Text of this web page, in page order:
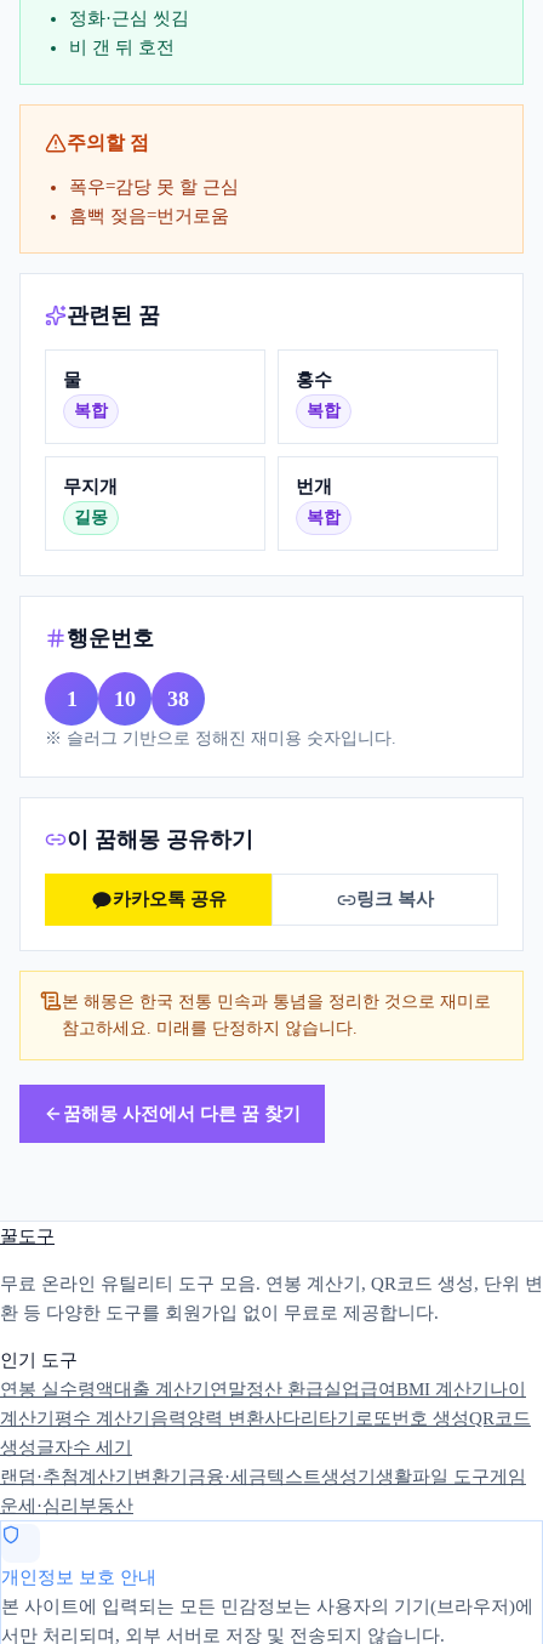
정화·근심 씻김
비 갠 뒤 호전
주의할 점
폭우=감당 못 할 근심
흠뻑 젖음=번거로움
관련된 꿈
물
복합
홍수
복합
무지개
길몽
번개
복합
행운번호
1 10 38
※ 슬러그 기반으로 정해진 재미용 숫자입니다.
이 꿈해몽 공유하기
카카오톡 공유 링크 복사
본 해몽은 한국 전통 민속과 통념을 정리한 것으로 재미로
참고하세요. 미래를 단정하지 않습니다.
꿈해몽 사전에서 다른 꿈 찾기
꿀도구
무료 온라인 유틸리티 도구 모음. 연봉 계산기, QR코드 생성, 단위 변
환 등 다양한 도구를 회원가입 없이 무료로 제공합니다.
인기 도구
연봉 실수령액대출 계산기 연말정산 환급실업급여BMI 계산기 나이
계산기 평수 계산기 음력양력 변환사다리타기 로또번호 생성QR코드
생성글자수 세기
랜덤·추첨계산기 변환기 금융·세금텍스트생성기 생활파일 도구게임
운세·심리 부동산
개인정보 보호 안내
본 사이트에 입력되는 모든 민감정보는 사용자의 기기(브라우저)에
서만 처리되며, 외부 서버로 저장 및 전송되지 않습니다.